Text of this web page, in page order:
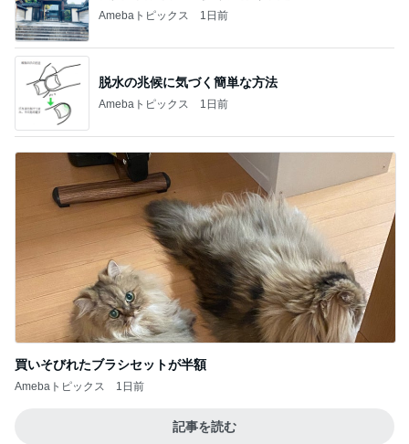
Amebaトピックス 1日前
脱水の兆候に気づく簡単な方法
Amebaトピックス 1日前
買いそびれたブラシセットが半額
Amebaトピックス 1日前
記事を読む